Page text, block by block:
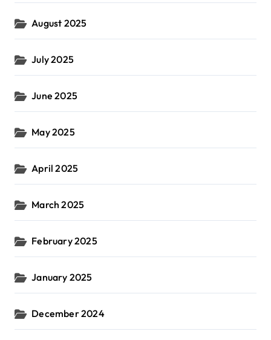
August 2025
July 2025
June 2025
May 2025
April 2025
March 2025
February 2025
January 2025
December 2024